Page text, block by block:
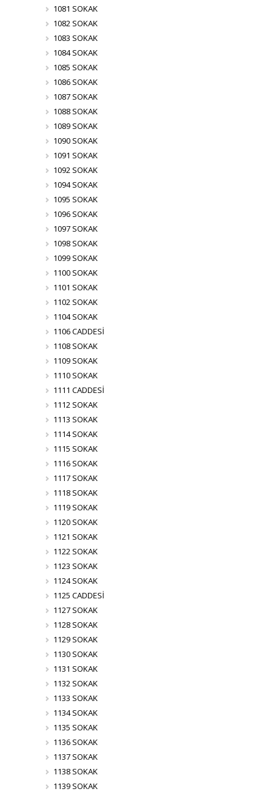
1081 SOKAK
1082 SOKAK
1083 SOKAK
1084 SOKAK
1085 SOKAK
1086 SOKAK
1087 SOKAK
1088 SOKAK
1089 SOKAK
1090 SOKAK
1091 SOKAK
1092 SOKAK
1094 SOKAK
1095 SOKAK
1096 SOKAK
1097 SOKAK
1098 SOKAK
1099 SOKAK
1100 SOKAK
1101 SOKAK
1102 SOKAK
1104 SOKAK
1106 CADDESİ
1108 SOKAK
1109 SOKAK
1110 SOKAK
1111 CADDESİ
1112 SOKAK
1113 SOKAK
1114 SOKAK
1115 SOKAK
1116 SOKAK
1117 SOKAK
1118 SOKAK
1119 SOKAK
1120 SOKAK
1121 SOKAK
1122 SOKAK
1123 SOKAK
1124 SOKAK
1125 CADDESİ
1127 SOKAK
1128 SOKAK
1129 SOKAK
1130 SOKAK
1131 SOKAK
1132 SOKAK
1133 SOKAK
1134 SOKAK
1135 SOKAK
1136 SOKAK
1137 SOKAK
1138 SOKAK
1139 SOKAK